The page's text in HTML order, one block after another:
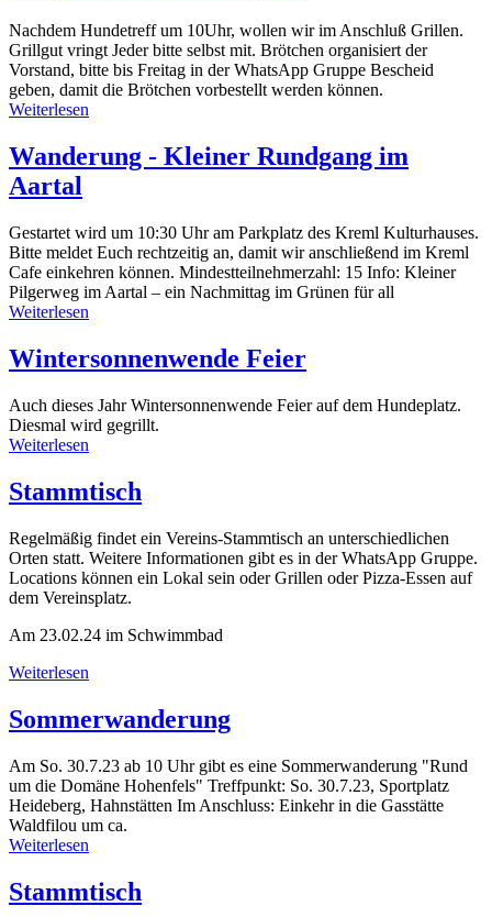
Nachdem Hundetreff um 10Uhr, wollen wir im Anschluß Grillen.
Grillgut vringt Jeder bitte selbst mit. Brötchen organisiert der
Vorstand, bitte bis Freitag in der WhatsApp Gruppe Bescheid
geben, damit die Brötchen vorbestellt werden können.
Weiterlesen
Wanderung - Kleiner Rundgang im
Aartal
Gestartet wird um 10:30 Uhr am Parkplatz des Kreml Kulturhauses.
Bitte meldet Euch rechtzeitig an, damit wir anschließend im Kreml
Cafe einkehren können. Mindestteilnehmerzahl: 15 Info: Kleiner
Pilgerweg im Aartal – ein Nachmittag im Grünen für all
Weiterlesen
Wintersonnenwende Feier
Auch dieses Jahr Wintersonnenwende Feier auf dem Hundeplatz.
Diesmal wird gegrillt.
Weiterlesen
Stammtisch
Regelmäßig findet ein Vereins-Stammtisch an unterschiedlichen
Orten statt. Weitere Informationen gibt es in der WhatsApp Gruppe.
Locations können ein Lokal sein oder Grillen oder Pizza-Essen auf
dem Vereinsplatz.
Am 23.02.24 im Schwimmbad
Weiterlesen
Sommerwanderung
Am So. 30.7.23 ab 10 Uhr gibt es eine Sommerwanderung "Rund
um die Domäne Hohenfels" Treffpunkt: So. 30.7.23, Sportplatz
Heideberg, Hahnstätten Im Anschluss: Einkehr in die Gasstätte
Waldfilou um ca.
Weiterlesen
Stammtisch